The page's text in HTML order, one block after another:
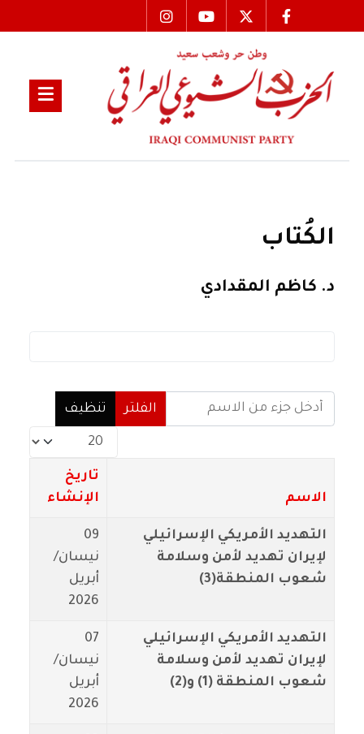
الكُتاب
د. كاظم المقدادي
أدخل جزء من الاسم
الفلتر
تنظيف
عدد الإظهارات:
الاسم
تاريخ
الإنشاء
التهديد الأمريكي الإسرائيلي
لإيران تهديد لأمن وسلامة
شعوب المنطقة(3)
09
نيسان/
أبريل
2026
التهديد الأمريكي الإسرائيلي
لإيران تهديد لأمن وسلامة
شعوب المنطقة (1) و(2)
07
نيسان/
أبريل
2026